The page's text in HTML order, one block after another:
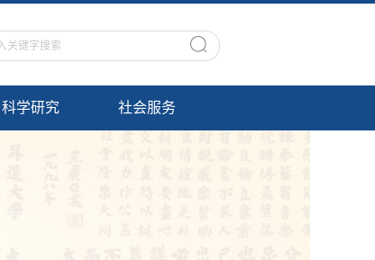
科学研究 社会服务